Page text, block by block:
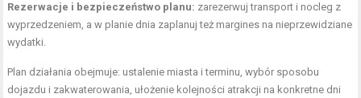
Rezerwacje i bezpieczeństwo planu: zarezerwuj transport i nocleg z
wyprzedzeniem, a w planie dnia zaplanuj też margines na nieprzewidziane
wydatki.
Plan działania obejmuje: ustalenie miasta i terminu, wybór sposobu
dojazdu i zakwaterowania, ułożenie kolejności atrakcji na konkretne dni